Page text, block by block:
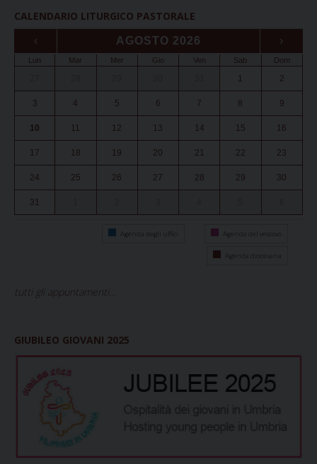
CALENDARIO LITURGICO PASTORALE
‹ AGOSTO 2026 ›
Lun Mar Mer Gio Ven Sab Dom
1 2
3 4 5 6 7 8 9
10 11 12 13 14 15 16
17 18 19 20 21 22 23
24 25 26 27 28 29 30
31
Agenda degli uffici Agenda del vescovo
Agenda diocesana
tutti gli appuntamenti...
GIUBILEO GIOVANI 2025